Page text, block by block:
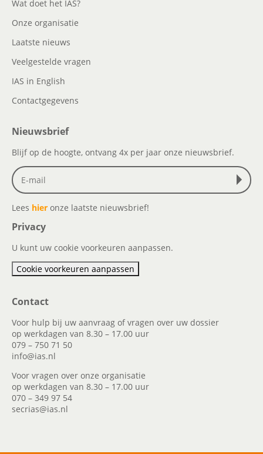
Wat doet het IAS?
Onze organisatie
Laatste nieuws
Veelgestelde vragen
IAS in English
Contactgegevens
Nieuwsbrief
Blijf op de hoogte, ontvang 4x per jaar onze nieuwsbrief.
Lees hier onze laatste nieuwsbrief!
Privacy
U kunt uw cookie voorkeuren aanpassen.
Cookie voorkeuren aanpassen
Contact
Voor hulp bij uw aanvraag of vragen over uw dossier
op werkdagen van 8.30 – 17.00 uur
079 – 750 71 50
info@ias.nl
Voor vragen over onze organisatie
op werkdagen van 8.30 – 17.00 uur
070 – 349 97 54
secrias@ias.nl